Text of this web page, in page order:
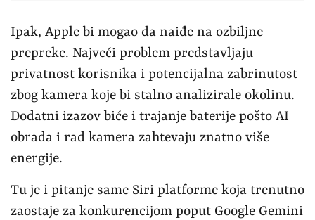
Ipak, Apple bi mogao da naiđe na ozbiljne
prepreke. Najveći problem predstavljaju
privatnost korisnika i potencijalna zabrinutost
zbog kamera koje bi stalno analizirale okolinu.
Dodatni izazov biće i trajanje baterije pošto AI
obrada i rad kamera zahtevaju znatno više
energije.
Tu je i pitanje same Siri platforme koja trenutno
zaostaje za konkurencijom poput Google Gemini